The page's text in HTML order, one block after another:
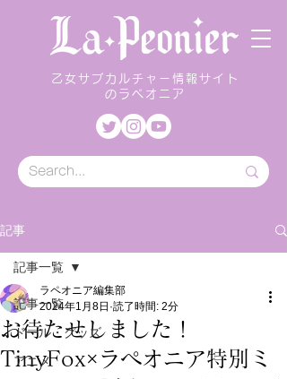
乙女サブカルチャー情報サイト
のラペオニア
記事
記事一覧
ドール・グッズ
アニメ
記事一覧
お待たせしました！
TinyFox×ラペオニア特別ミ
ラペオニア編集部
2024年1月8日 読了時間: 2分